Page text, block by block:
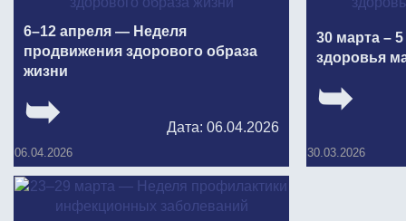
6–12 апреля — Неделя
продвижения здорового образа
жизни
Дата: 06.04.2026
06.04.2026
30 марта –
здоровья
30.03.2026